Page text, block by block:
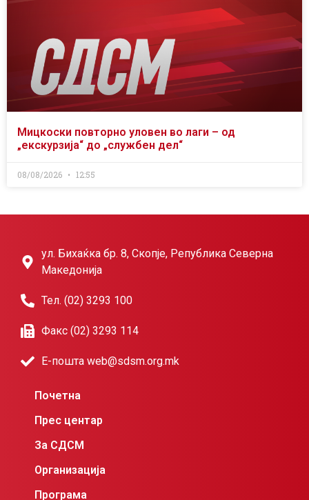
Мицкоски повторно уловен во лаги – од
„екскурзија“ до „службен дел“
08/08/2026 12:55
ул. Бихаќка бр. 8, Скопје, Република Северна
Македонија
Тел. (02) 3293 100
Факс (02) 3293 114
Е-пошта web@sdsm.org.mk
Почетна
Прес центар
За СДСМ
Организација
Програма